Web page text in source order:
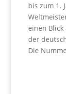
bis zum 1.
einen Blick
der
Die